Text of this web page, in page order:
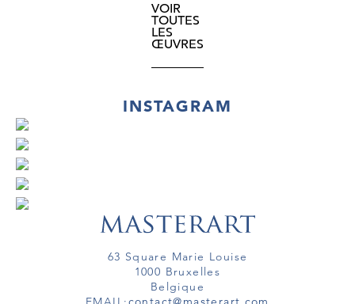
VOIR
TOUTES
LES
ŒUVRES
INSTAGRAM
63 Square Marie Louise
1000 Bruxelles
Belgique